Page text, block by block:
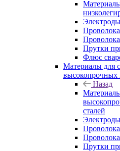
Прутки
Флюс
Материалы для
высокопрочных
Назад
сталей
Прутки